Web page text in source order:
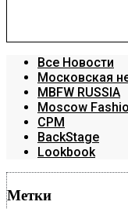
Все Новости
Московская
MBFW RUSSIA
Moscow
CPM
BackStage
Lookbook
Метки